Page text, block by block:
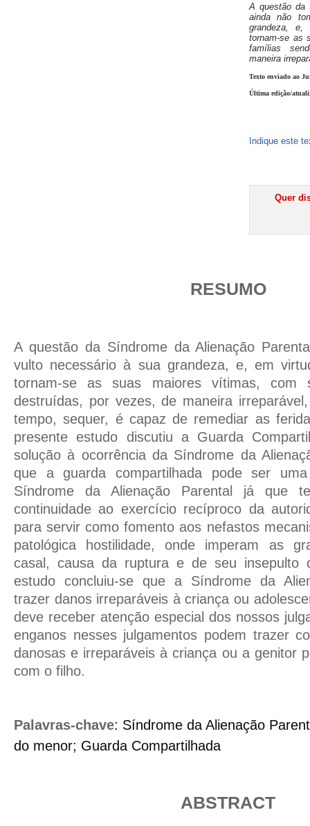
A questão da
ainda não
grandeza,
tornam-se as
famílias
maneira
Texto enviado ao
Última edição/
Indique este
Quer
RESUMO
A questão da Síndrome da Alienação
vulto necessário à sua grandeza, e, em
tornam-se as suas maiores vítimas, com
destruídas, por vezes, de maneira
tempo, sequer, é capaz de remediar as
presente estudo discutiu a Guarda
solução à ocorrência da Síndrome da
que a guarda compartilhada pode ser
Síndrome da Alienação Parental já que
continuidade ao exercício recíproco da
para servir como fomento aos nefastos
patológica hostilidade, onde imperam as
casal, causa da ruptura e de seu insepulto
estudo concluiu-se que a Síndrome da
trazer danos irreparáveis à criança ou
deve receber atenção especial dos nossos
enganos nesses julgamentos podem trazer
danosas e irreparáveis à criança ou a genitor
com o filho.
Palavras-chave: Síndrome da Alienação
do menor; Guarda Compartilhada
ABSTRACT